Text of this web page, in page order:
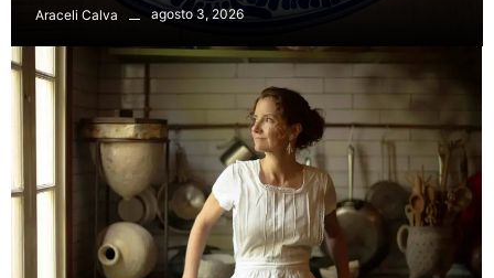
Araceli Calva agosto 3, 2026